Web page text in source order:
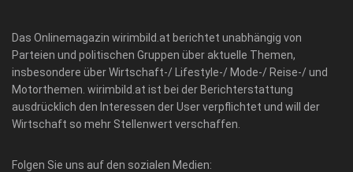
Das Onlinemagazin wirimbild.at berichtet unabhängig von
Parteien und politischen Gruppen über aktuelle Themen,
insbesondere über Wirtschaft-/ Lifestyle-/ Mode-/ Reise-/ und
Motorthemen. wirimbild.at ist bei der Berichterstattung
ausdrücklich den Interessen der User verpflichtet und will der
Wirtschaft so mehr Stellenwert verschaffen.
Folgen Sie uns auf den sozialen Medien: